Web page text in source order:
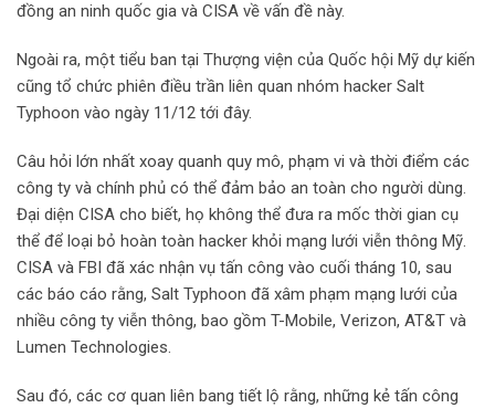
đồng an ninh quốc gia và CISA về vấn đề này.
Ngoài ra, một tiểu ban tại Thượng viện của Quốc hội Mỹ dự kiến
cũng tổ chức phiên điều trần liên quan nhóm hacker Salt
Typhoon vào ngày 11/12 tới đây.
Câu hỏi lớn nhất xoay quanh quy mô, phạm vi và thời điểm các
công ty và chính phủ có thể đảm bảo an toàn cho người dùng.
Đại diện CISA cho biết, họ không thể đưa ra mốc thời gian cụ
thể để loại bỏ hoàn toàn hacker khỏi mạng lưới viễn thông Mỹ.
CISA và FBI đã xác nhận vụ tấn công vào cuối tháng 10, sau
các báo cáo rằng, Salt Typhoon đã xâm phạm mạng lưới của
nhiều công ty viễn thông, bao gồm T-Mobile, Verizon, AT&T và
Lumen Technologies.
Sau đó, các cơ quan liên bang tiết lộ rằng, những kẻ tấn công